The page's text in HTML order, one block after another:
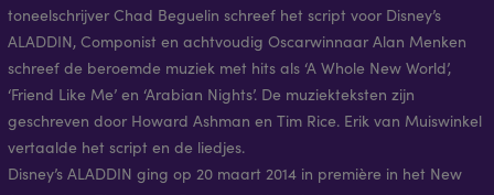
toneelschrijver Chad Beguelin schreef het script voor Disney’s
ALADDIN, Componist en achtvoudig Oscarwinnaar Alan Menken
schreef de beroemde muziek met hits als ‘A Whole New World’,
‘Friend Like Me’ en ‘Arabian Nights’. De muziekteksten zijn
geschreven door Howard Ashman en Tim Rice. Erik van Muiswinkel
vertaalde het script en de liedjes.
Disney’s ALADDIN ging op 20 maart 2014 in première in het New